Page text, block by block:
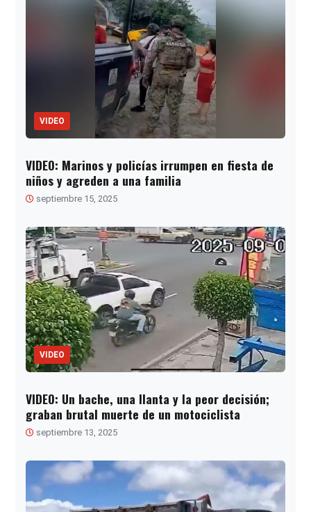
VIDEO
VIDEO: Marinos y policías irrumpen en fiesta de
niños y agreden a una familia
septiembre 15, 2025
VIDEO
VIDEO: Un bache, una llanta y la peor decisión;
graban brutal muerte de un motociclista
septiembre 13, 2025